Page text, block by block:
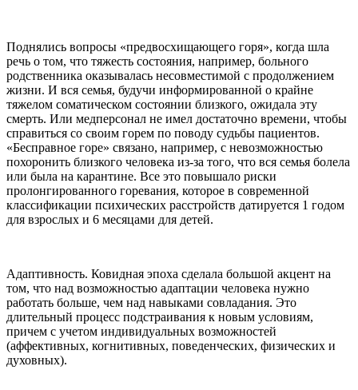
Поднялись вопросы «предвосхищающего горя», когда шла
речь о том, что тяжесть состояния, например, больного
родственника оказывалась несовместимой с продолжением
жизни. И вся семья, будучи информированной о крайне
тяжелом соматическом состоянии близкого, ожидала эту
смерть. Или медперсонал не имел достаточно времени, чтобы
справиться со своим горем по поводу судьбы пациентов.
«Бесправное горе» связано, например, с невозможностью
похоронить близкого человека из-за того, что вся семья болела
или была на карантине. Все это повышало риски
пролонгированного горевания, которое в современной
классификации психических расстройств датируется 1 годом
для взрослых и 6 месяцами для детей.
Адаптивность. Ковидная эпоха сделала большой акцент на
том, что над возможностью адаптации человека нужно
работать больше, чем над навыками совладания. Это
длительный процесс подстраивания к новым условиям,
причем с учетом индивидуальных возможностей
(аффективных, когнитивных, поведенческих, физических и
духовных).